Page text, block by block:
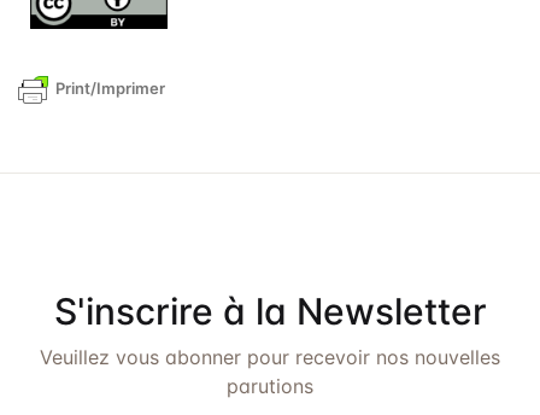
Print/Imprimer
S'inscrire à la Newsletter
Veuillez vous abonner pour recevoir nos nouvelles
parutions